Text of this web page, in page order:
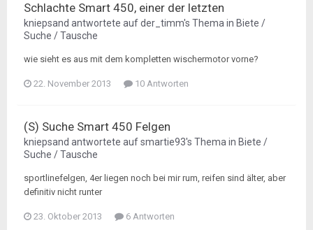
Schlachte Smart 450, einer der letzten
kniepsand antwortete aufder_timm's Thema in Biete /
Suche / Tausche
wie sieht es aus mit dem kompletten wischermotor vorne?
22. November 2013 10 Antworten
(S) Suche Smart 450 Felgen
kniepsand antwortete aufsmartie93's Thema in Biete /
Suche / Tausche
sportlinefelgen, 4er liegen noch bei mir rum, reifen sind älter, aber
definitiv nicht runter
23. Oktober 2013 6 Antworten